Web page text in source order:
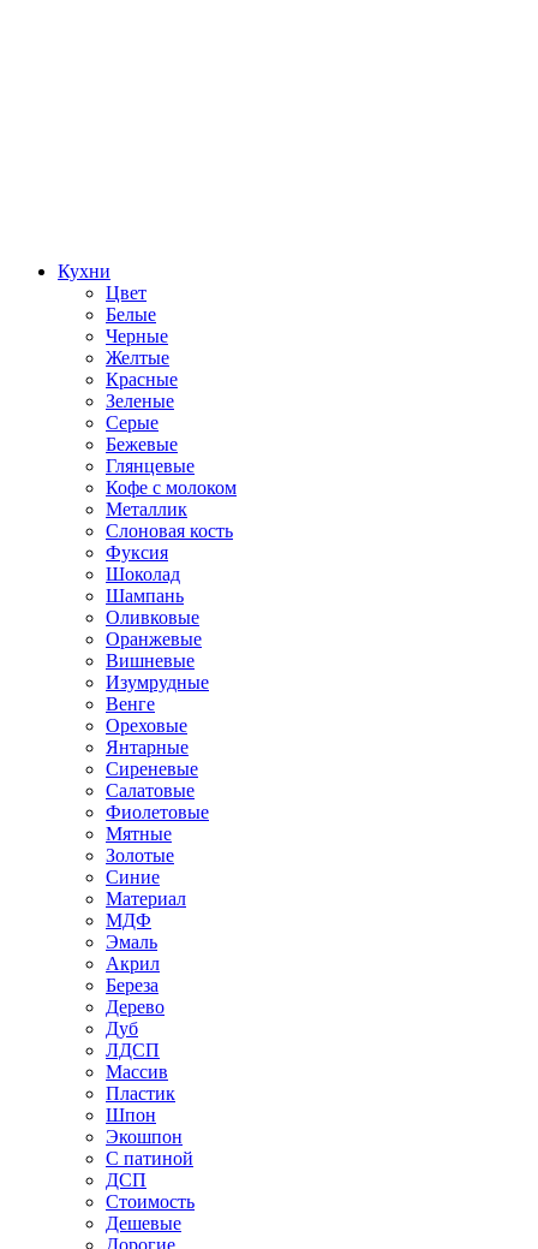
Кухни
Цвет
Белые
Черные
Желтые
Красные
Зеленые
Серые
Бежевые
Глянцевые
Кофе с молоком
Металлик
Слоновая кость
Фуксия
Шоколад
Шампань
Оливковые
Оранжевые
Вишневые
Изумрудные
Венге
Ореховые
Янтарные
Сиреневые
Салатовые
Фиолетовые
Мятные
Золотые
Синие
Материал
МДФ
Эмаль
Акрил
Береза
Дерево
Дуб
ЛДСП
Массив
Пластик
Шпон
Экошпон
С патиной
ДСП
Стоимость
Дешевые
Дорогие